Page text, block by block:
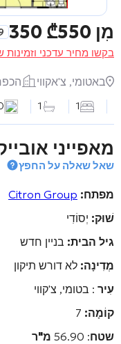
מִן ₾550 350
בקשו מחיר עדכני
באטומי, צ'אקווי
1
1
מאפייני
שאל שאלה על החפץ
מפתח: Citron Group
שׁוּק: יְסוֹדִי
גיל הבית: בניין חדש
מְדִינָה: לא דורש תיקון
עִיר : בטומי, צ'קווי
קוֹמָה:
שטח: 56.90
מ"ר